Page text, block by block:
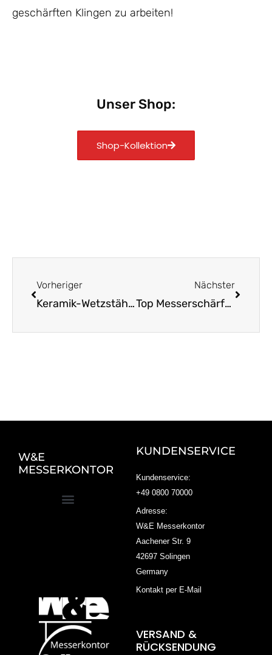
geschärften Klingen zu arbeiten!
Unser Shop:
Shop-Kollektion
Vorheriger
Keramik-Wetzstähle: So schärfen Sie stumpfe Messer!
Nächster
Top Messerschärfer für Küchenmesser im Überblick
W&E
MESSERKONTOR
KUNDENSERVICE
Kundenservice:
+49 0800 70000
Adresse:
W&E Messerkontor
Aachener Str. 9
42697 Solingen
Germany
Kontakt per E-Mail
VERSAND &
RÜCKSENDUNG